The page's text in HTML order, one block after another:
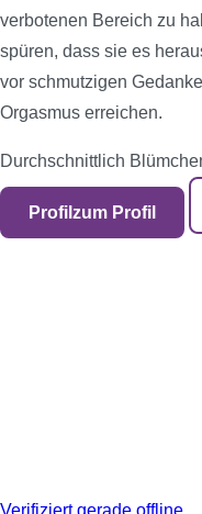
verbotenen Bereich zu
spüren, dass sie es
vor schmutzigen
Orgasmus erreichen.
Durchschnittlich
Profil zum Profil
Verifiziertgerade offline